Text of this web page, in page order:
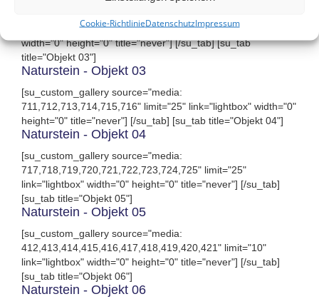
Cookie-RichtlinieDatenschutzImpressum
704,705,706,707,708,709,710" limit="25" link="lightbox"
width="0" height="0" title="never"] [/su_tab] [su_tab
title="Objekt 03"]
Naturstein - Objekt 03
[su_custom_gallery source="media:
711,712,713,714,715,716" limit="25" link="lightbox" width="0"
height="0" title="never"] [/su_tab] [su_tab title="Objekt 04"]
Naturstein - Objekt 04
[su_custom_gallery source="media:
717,718,719,720,721,722,723,724,725" limit="25"
link="lightbox" width="0" height="0" title="never"] [/su_tab]
[su_tab title="Objekt 05"]
Naturstein - Objekt 05
[su_custom_gallery source="media:
412,413,414,415,416,417,418,419,420,421" limit="10"
link="lightbox" width="0" height="0" title="never"] [/su_tab]
[su_tab title="Objekt 06"]
Naturstein - Objekt 06